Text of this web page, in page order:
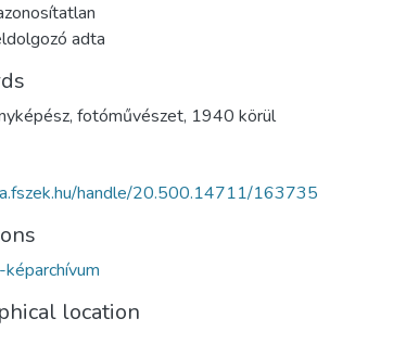
adta
, fotóművészet, 1940 körül
handle/20.500.14711/163735
location